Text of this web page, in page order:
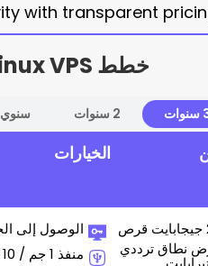
with transparent
خطط Linux VPS
2 سنوات سنوي
الخيارات
نطاق ترددي
الوصول إلى
منفذ 1 جم / 10 جم